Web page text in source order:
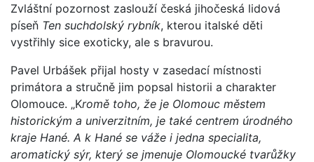
Zvláštní pozornost zaslouží česká jihočeská lidová
píseň Ten suchdolský rybník, kterou italské děti
vystřihly sice exoticky, ale s bravurou.
Pavel Urbášek přijal hosty v zasedací místnosti
primátora a stručně jim popsal historii a charakter
Olomouce. „Kromě toho, že je Olomouc městem
historickým a univerzitním, je také centrem úrodného
kraje Hané. A k Hané se váže i jedna specialita,
aromatický sýr, který se jmenuje Olomoucké tvarůžky